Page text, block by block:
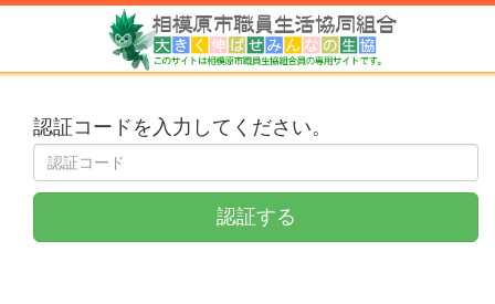
認証コードを入力してください。
認証する